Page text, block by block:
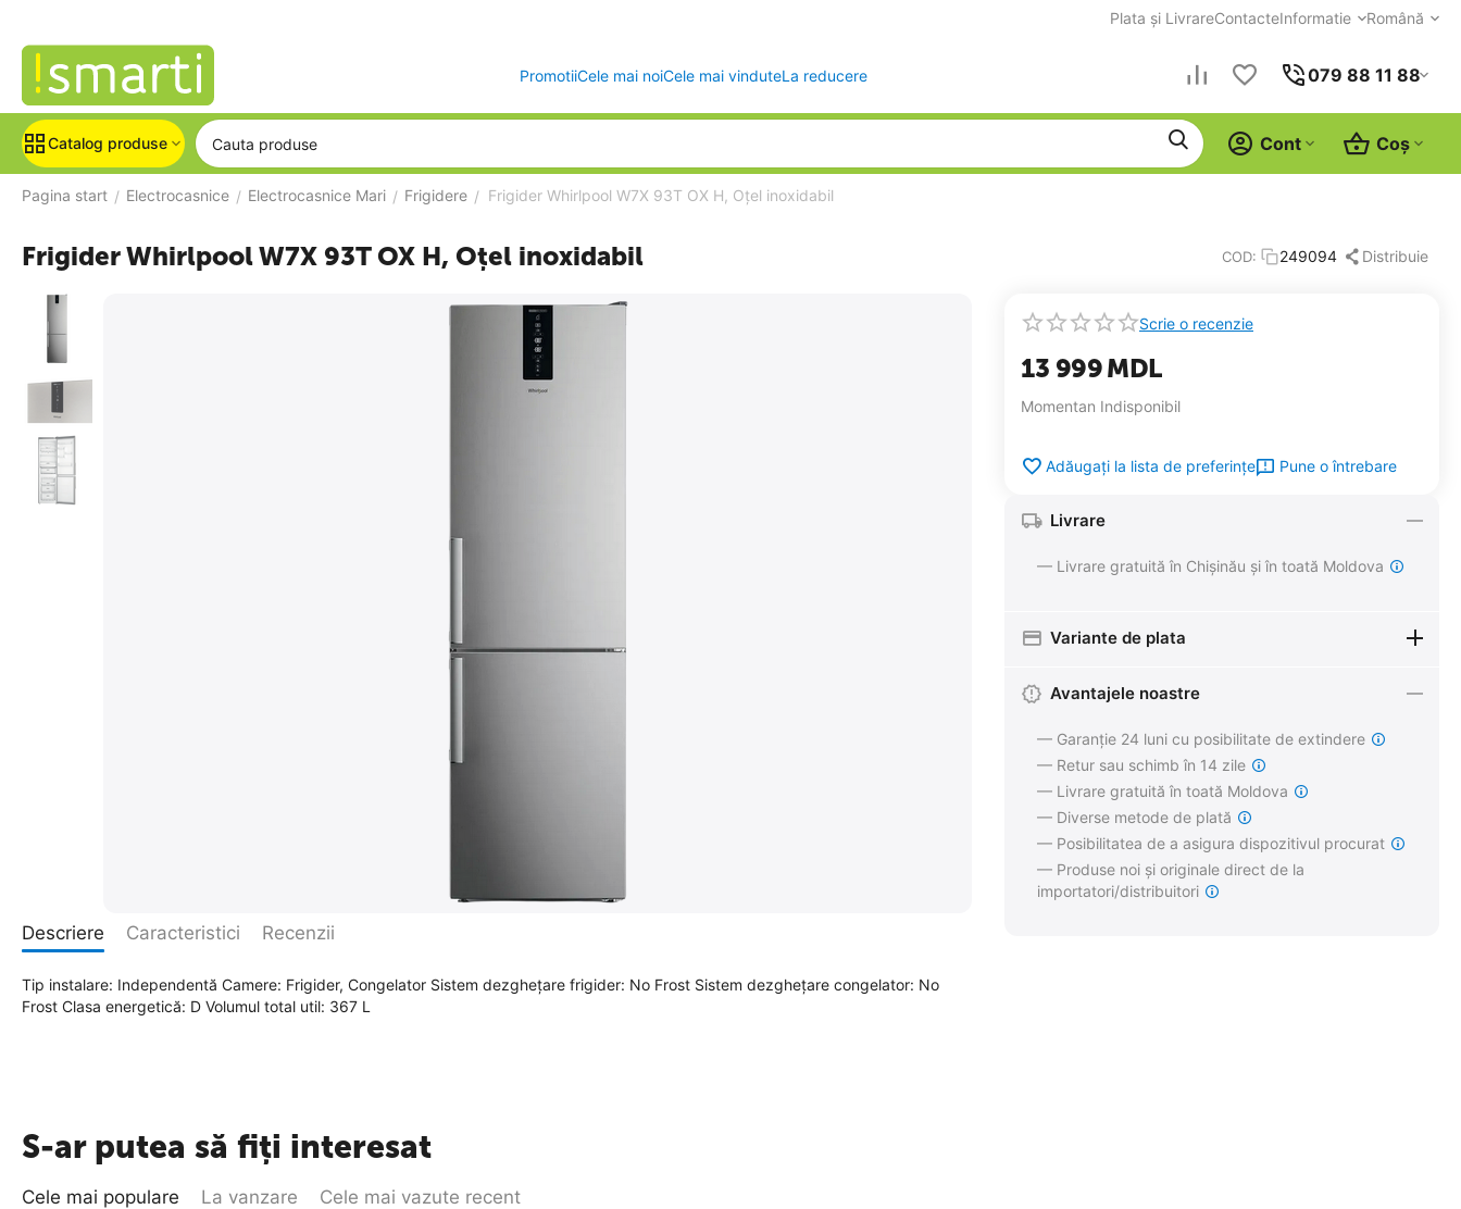
Plata și LivrareContacteInformatie Română
PromotiiCele mai noiCele mai vinduteLa reducere 079 88 11 88
Catalog produse Coș
Cont
Pagina start / Electrocasnice / Electrocasnice Mari / Frigidere / Frigider Whirlpool W7X 93T OX H, Oțel inoxidabil
Frigider Whirlpool W7X 93T OX H, Oțel inoxidabil COD: 249094 Distribuie
Scrie o recenzie
13 999MDL
Momentan Indisponibil
Adăugați la lista de preferințe Pune o întrebare
Livrare
— Livrare gratuită în Chișinău și în toată Moldova
Variante de plata
Avantajele noastre
— Garanție 24 luni cu posibilitate de extindere
— Retur sau schimb în 14 zile
— Livrare gratuită în toată Moldova
— Diverse metode de plată
— Posibilitatea de a asigura dispozitivul procurat
— Produse noi și originale direct de la
importatori/distribuitori
Descriere Caracteristici Recenzii
Tip instalare: Independentă Camere: Frigider, Congelator Sistem dezghețare frigider: No Frost Sistem dezghețare congelator: No
Frost Clasa energetică: D Volumul total util: 367 L
S-ar putea să fiți interesat
Cele mai populare La vanzare Cele mai vazute recent